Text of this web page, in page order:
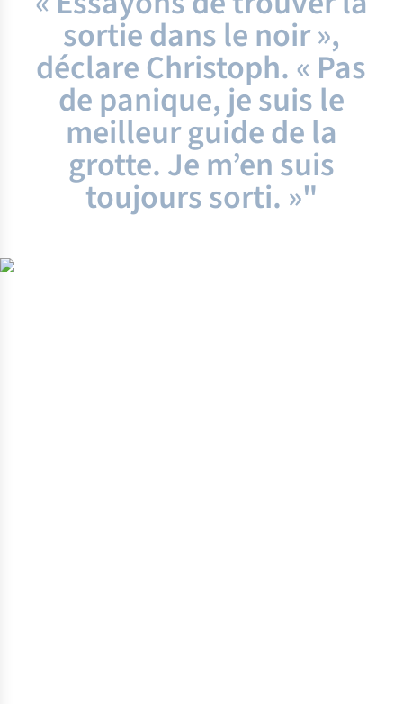
sortie dans le noir »,
déclare Christoph. « Pas
de panique, je suis le
meilleur guide de la
grotte. Je m’en suis
toujours sorti. »"